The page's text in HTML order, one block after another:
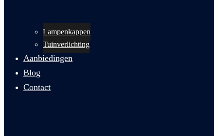
Lampenkappen
Tuinverlichting
Aanbiedingen
Blog
Contact